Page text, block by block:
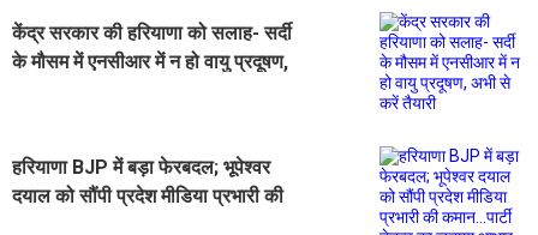
केंद्र सरकार की हरियाणा को सलाह- सर्दी
के मौसम में एनसीआर में न हो वायु प्रदूषण,
हरियाणा BJP में बड़ा फेरबदल; भूपेश्वर
दयाल को सौंपी प्रदेश मीडिया प्रभारी की